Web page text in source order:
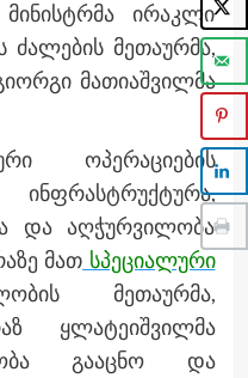
ირაკლი
ძალების მეთაურმა,
მათიაშვილმა
ოპერაციების
და აღჭურვილობა
მათ სპეციალური
მეთაურმა,
ყლატეიშვილმა
გააცნო და